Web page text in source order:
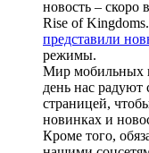
новость – скоро
Rise of
представили
режимы.
Мир мобильных
день нас
страницей,
новинках и
Кроме того,